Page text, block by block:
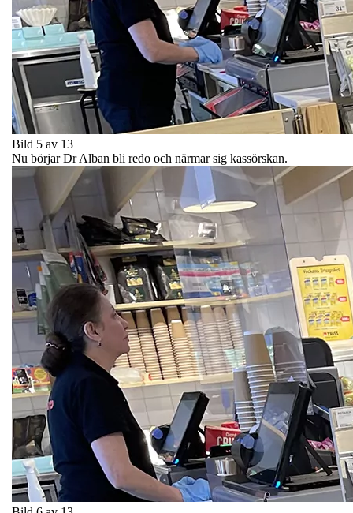
Bild 5 av 13
Nu börjar Dr Alban bli redo och närmar sig kassörskan.